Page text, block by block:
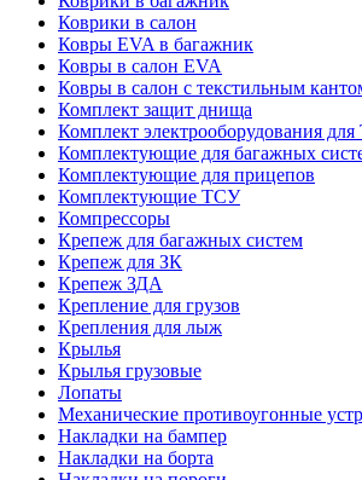
Коврики в салон
Ковры EVA в багажник
Ковры в салон EVA
Ковры в салон с текстильным
Комплект защит днища
Комплект электрооборудования
Комплектующие для багажных
Комплектующие для прицепов
Комплектующие ТСУ
Компрессоры
Крепеж для багажных систем
Крепеж для ЗК
Крепеж ЗДА
Крепление для грузов
Крепления для лыж
Крылья
Крылья грузовые
Лопаты
Механические противоугонные
Накладки на бампер
Накладки на борта